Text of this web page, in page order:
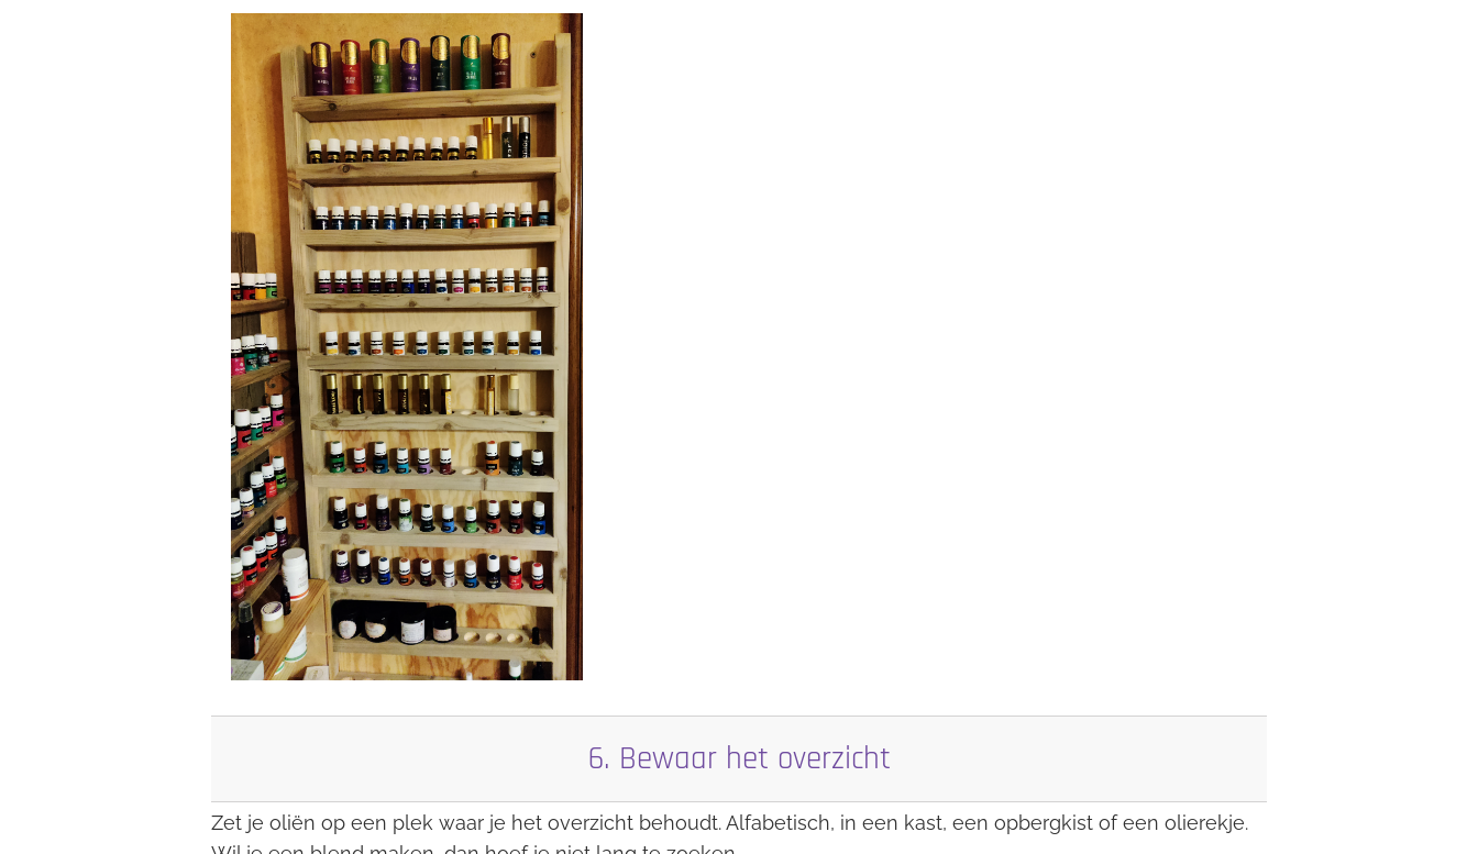
6. Bewaar het overzicht
Zet je oliën op een plek waar je het overzicht behoudt. Alfabetisch, in een kast, een opbergkist of een olierekje.